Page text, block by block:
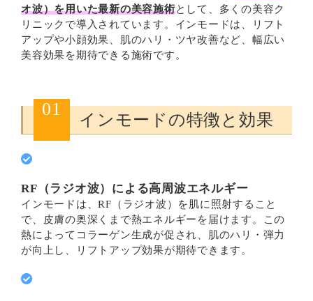
オ波）を用いた最新の美容施術として、多くの美容ク
リニックで導入されています。インモードは、リフト
アップや小顔効果、肌のハリ・ツヤ改善など、幅広い
美容効果を期待できる施術です。
インモードの特徴と効果
01
RF（ラジオ波）による高周波エネルギー
インモードは、RF（ラジオ波）を肌に照射すること
で、皮膚の奥深くまで熱エネルギーを届けます。この
熱によってコラーゲン生成が促され、肌のハリ・弾力
が向上し、リフトアップ効果が期待できます。